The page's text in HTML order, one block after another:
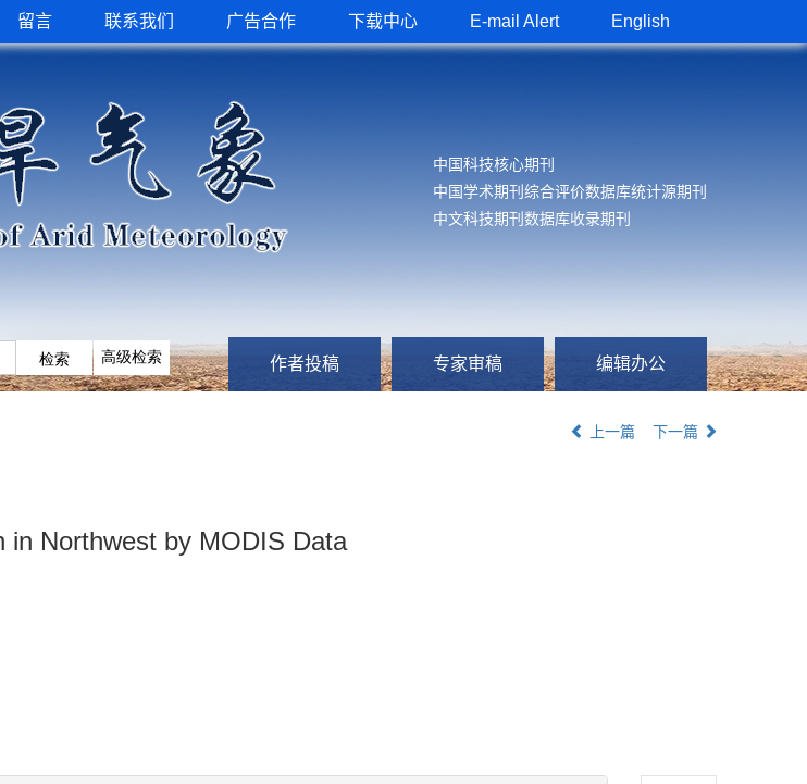
留言 联系我们 广告合作 下载中心 E-mail Alert English
中国科技核心期刊
中国学术期刊综合评价数据库统计源期刊
中文科技期刊数据库收录期刊
作者投稿 专家审稿 编辑办公
上一篇 下一篇
in Northwest by MODIS Data